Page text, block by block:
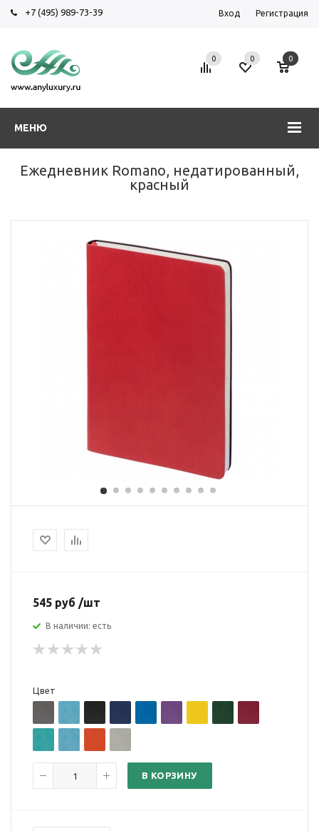
+7 (495) 989-73-39 Вход Регистрация
МЕНЮ
0 0 0
Ежедневник Romano, недатированный,
красный
545 руб /шт
В наличии: есть
Цвет
В КОРЗИНУ